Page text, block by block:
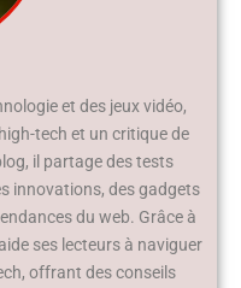
et des jeux vidéo,
tech et un critique de
il partage des tests
innovations, des gadgets
du web. Grâce à
ses lecteurs à naviguer
offrant des conseils